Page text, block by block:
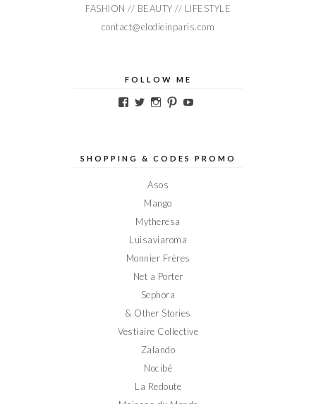
FASHION // BEAUTY // LIFESTYLE
contact@elodieinparis.com
FOLLOW ME
Voir
sur
Voir
sur
Voir
sur
Voir
sur sur
SHOPPING & CODES PROMO
Asos
Mango
Mytheresa
Luisaviaroma
Monnier Frères
Net a Porter
Sephora
& Other Stories
Vestiaire Collective
Zalando
Nocibé
La Redoute